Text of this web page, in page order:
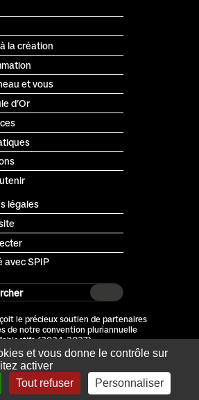
et vous donne le contrôle sur
activer
Tout refuser Personnaliser
la création
et vous
d’Or
légales
avec SPIP
le précieux soutien de partenaires
de notre convention pluriannuelle
(2024-2027)